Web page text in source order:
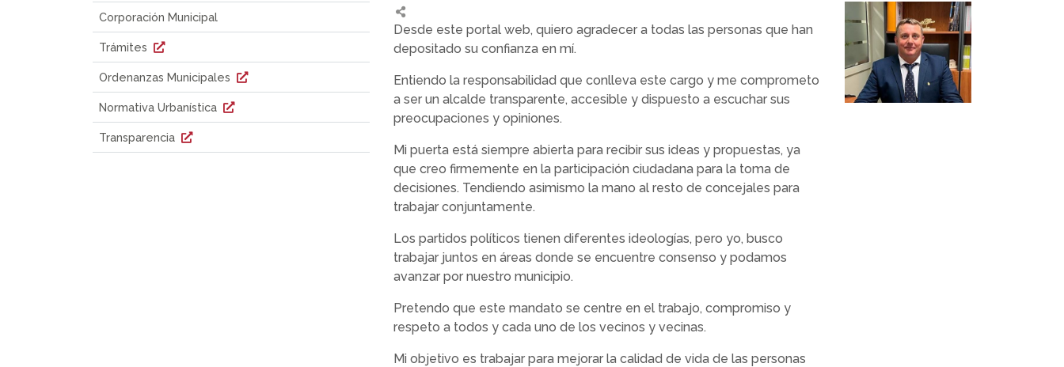
Corporación Municipal
Trámites
Ordenanzas Municipales
Normativa Urbanística
Transparencia
Desde este portal web, quiero agradecer a todas las personas que han
depositado su confianza en mí.
Entiendo la responsabilidad que conlleva este cargo y me comprometo
a ser un alcalde transparente, accesible y dispuesto a escuchar sus
preocupaciones y opiniones.
Mi puerta está siempre abierta para recibir sus ideas y propuestas, ya
que creo firmemente en la participación ciudadana para la toma de
decisiones. Tendiendo asimismo la mano al resto de concejales para
trabajar conjuntamente.
Los partidos políticos tienen diferentes ideologías, pero yo, busco
trabajar juntos en áreas donde se encuentre consenso y podamos
avanzar por nuestro municipio.
Pretendo que este mandato se centre en el trabajo, compromiso y
respeto a todos y cada uno de los vecinos y vecinas.
Mi objetivo es trabajar para mejorar la calidad de vida de las personas